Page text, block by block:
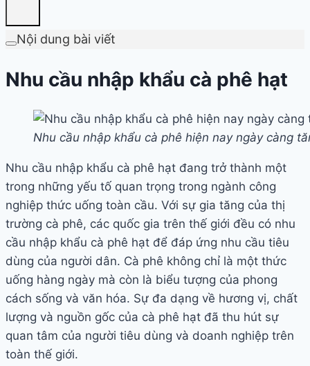
Nội dung bài viết
Nhu cầu nhập khẩu cà phê hạt
Nhu cầu nhập khẩu cà phê hiện nay ngày càng
Nhu cầu nhập khẩu cà phê hạt đang trở thành một
trong những yếu tố quan trọng trong ngành công
nghiệp thức uống toàn cầu. Với sự gia tăng của thị
trường cà phê, các quốc gia trên thế giới đều có nhu
cầu nhập khẩu cà phê hạt để đáp ứng nhu cầu tiêu
dùng của người dân. Cà phê không chỉ là một thức
uống hàng ngày mà còn là biểu tượng của phong
cách sống và văn hóa. Sự đa dạng về hương vị, chất
lượng và nguồn gốc của cà phê hạt đã thu hút sự
quan tâm của người tiêu dùng và doanh nghiệp trên
toàn thế giới.